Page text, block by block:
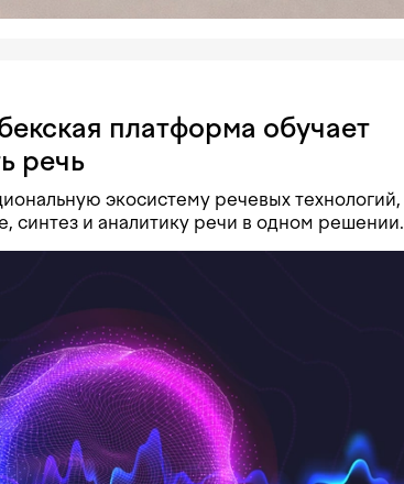
платформа обучает
речь
экосистему речевых технологий,
синтез и аналитику речи в одном решении.